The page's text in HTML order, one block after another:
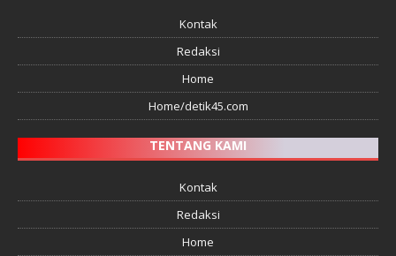
Kontak
Redaksi
Home
Home/detik45.com
TENTANG KAMI
Kontak
Redaksi
Home